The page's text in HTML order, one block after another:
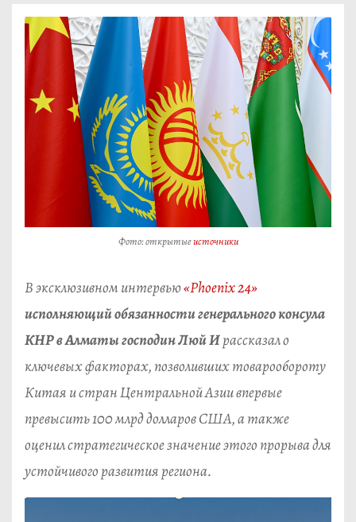
Фото: открытыеисточники
В эксклюзивном интервью«Phoenix 24»
исполняющий обязанности генерального консула
КНР в Алматы господин Люй Ирассказал о
ключевых факторах, позволивших товарообороту
Китая и стран Центральной Азии впервые
превысить 100 млрд долларов США, а также
оценил стратегическое значение этого прорыва для
устойчивого развития региона.